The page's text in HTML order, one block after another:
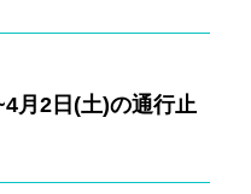
月2日(土)の通行止